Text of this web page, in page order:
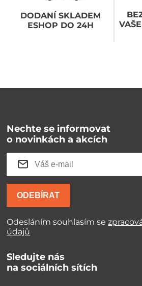
DODANÍ SKLADEM
ESHOP DO 24H
Nechte se informovat
o novinkách a akcích
ODEBÍRAT
Odesláním souhlasím se
údajů
Sledujte nás
na sociálních sítích